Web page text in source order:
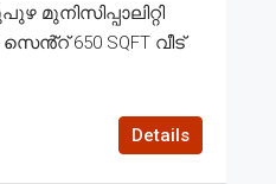
മുനിസിപ്പാലിറ്റി
650 SQFT വീട്
Details